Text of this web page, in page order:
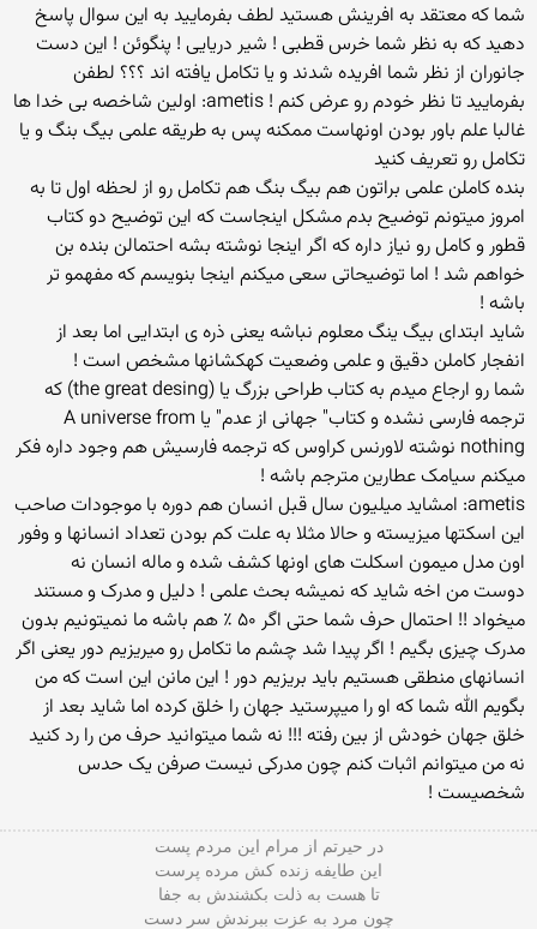
شما که معتقد به افرینش هستید لطف بفرمایید به این سوال پاسخ
دهید که به نظر شما خرس قطبی ! شیر دریایی ! پنگوئن ! این دست
جانوران از نظر شما افریده شدند و یا تکامل یافته اند ؟؟؟ لطفن
بفرمایید تا نظر خودم رو عرض کنم ! ametis: اولین شاخصه بی خدا ها
غالبا علم باور بودن اونهاست ممکنه پس به طریقه علمی بیگ بنگ و یا
تکامل رو تعریف کنید
بنده کاملن علمی براتون هم بیگ بنگ هم تکامل رو از لحظه اول تا به
امروز میتونم توضیح بدم مشکل اینجاست که این توضیح دو کتاب
قطور و کامل رو نیاز داره که اگر اینجا نوشته بشه احتمالن بنده بن
خواهم شد ! اما توضیحاتی سعی میکنم اینجا بنویسم که مفهمو تر
باشه !
شاید ابتدای بیگ ینگ معلوم نباشه یعنی ذره ی ابتدایی اما بعد از
انفجار کاملن دقیق و علمی وضعیت کهکشانها مشخص است !
شما رو ارجاع میدم به کتاب طراحی بزرگ یا (the great desing) که
ترجمه فارسی نشده و کتاب" جهانی از عدم" یا A universe from
nothing نوشته لاورنس کراوس که ترجمه فارسیش هم وجود داره فکر
میکنم سیامک عطارین مترجم باشه !
ametis: امشاید میلیون سال قبل انسان هم دوره با موجودات صاحب
این اسکتها میزیسته و حالا مثلا به علت کم بودن تعداد انسانها و وفور
اون مدل میمون اسکلت های اونها کشف شده و ماله انسان نه
دوست من اخه شاید که نمیشه بحث علمی ! دلیل و مدرک و مستند
میخواد !! احتمال حرف شما حتی اگر ۵۰ ٪ هم باشه ما نمیتونیم بدون
مدرک چیزی بگیم ! اگر پیدا شد چشم ما تکامل رو میریزیم دور یعنی اگر
انسانهای منطقی هستیم باید بریزیم دور ! این مانن این است که من
بگویم الله شما که او را میپرستید جهان را خلق کرده اما شاید بعد از
خلق جهان خودش از بین رفته !!! نه شما میتوانید حرف من را رد کنید
نه من میتوانم اثبات کنم چون مدرکی نیست صرفن یک حدس
شخصیست !
در حیرتم از مرام این مردم پست
این طایفه زنده کش مرده پرست
تا هست به ذلت بکشندش به جفا
چون مرد به عزت ببرندش سر دست